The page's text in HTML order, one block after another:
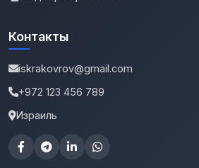
Контакты
iskrakovrov@gmail.com
+972 123 456 789
Израиль